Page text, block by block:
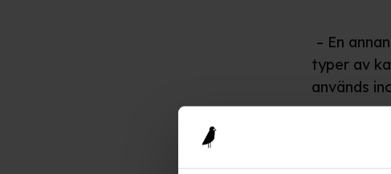
– En
typer av
används